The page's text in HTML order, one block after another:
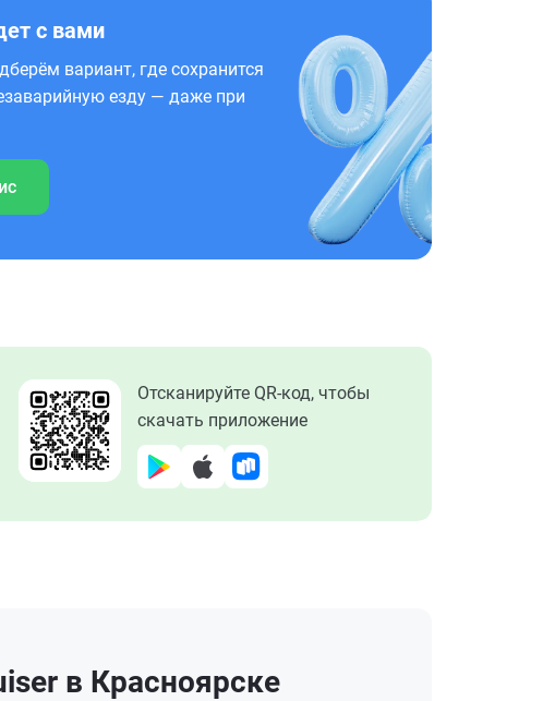
с вами
вариант, где сохранится
езду — даже при
Отсканируйте QR-код, чтобы
скачать приложение
в Красноярске